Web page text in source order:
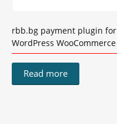
rbb.bg payment plugin for
WordPress WooCommerce
Read more